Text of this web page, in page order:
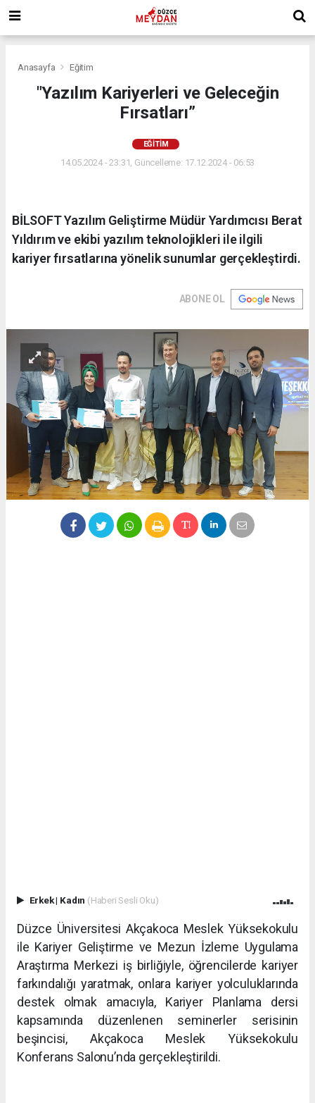
Anasayfa Eğitim
"Yazılım Kariyerleri ve Geleceğin
Fırsatları”
EĞITIM
14.05.2024 - 23:31, Güncelleme: 17.12.2024 - 06:53
BİLSOFT Yazılım Geliştirme Müdür Yardımcısı Berat
Yıldırım ve ekibi yazılım teknolojikleri ile ilgili
kariyer fırsatlarına yönelik sunumlar gerçekleştirdi.
ABONE OL
Erkek| Kadın (Haberi Sesli Oku)
Düzce Üniversitesi Akçakoca Meslek Yüksekokulu
ile Kariyer Geliştirme ve Mezun İzleme Uygulama
Araştırma Merkezi iş birliğiyle, öğrencilerde kariyer
farkındalığı yaratmak, onlara kariyer yolculuklarında
destek olmak amacıyla, Kariyer Planlama dersi
kapsamında düzenlenen seminerler serisinin
beşincisi, Akçakoca Meslek Yüksekokulu
Konferans Salonu’nda gerçekleştirildi.